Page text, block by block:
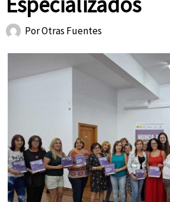
PorOtras Fuentes